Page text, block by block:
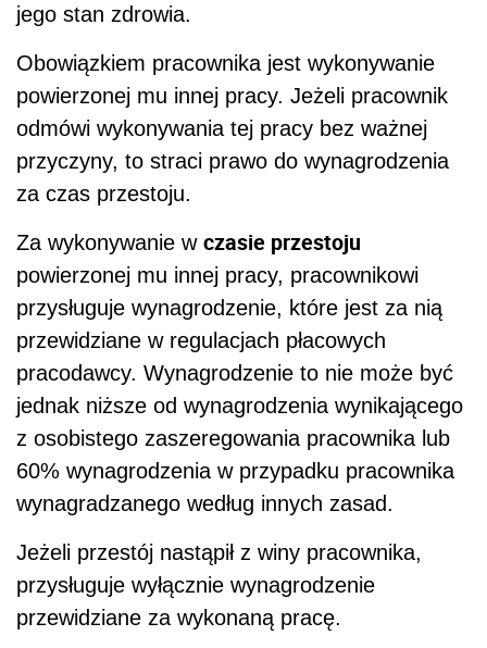
jego stan zdrowia.
Obowiązkiem pracownika jest wykonywanie
powierzonej mu innej pracy. Jeżeli pracownik
odmówi wykonywania tej pracy bez ważnej
przyczyny, to straci prawo do wynagrodzenia
za czas przestoju.
Za wykonywanie w czasie przestoju
powierzonej mu innej pracy, pracownikowi
przysługuje wynagrodzenie, które jest za nią
przewidziane w regulacjach płacowych
pracodawcy. Wynagrodzenie to nie może być
jednak niższe od wynagrodzenia wynikającego
z osobistego zaszeregowania pracownika lub
60% wynagrodzenia w przypadku pracownika
wynagradzanego według innych zasad.
Jeżeli przestój nastąpił z winy pracownika,
przysługuje wyłącznie wynagrodzenie
przewidziane za wykonaną pracę.